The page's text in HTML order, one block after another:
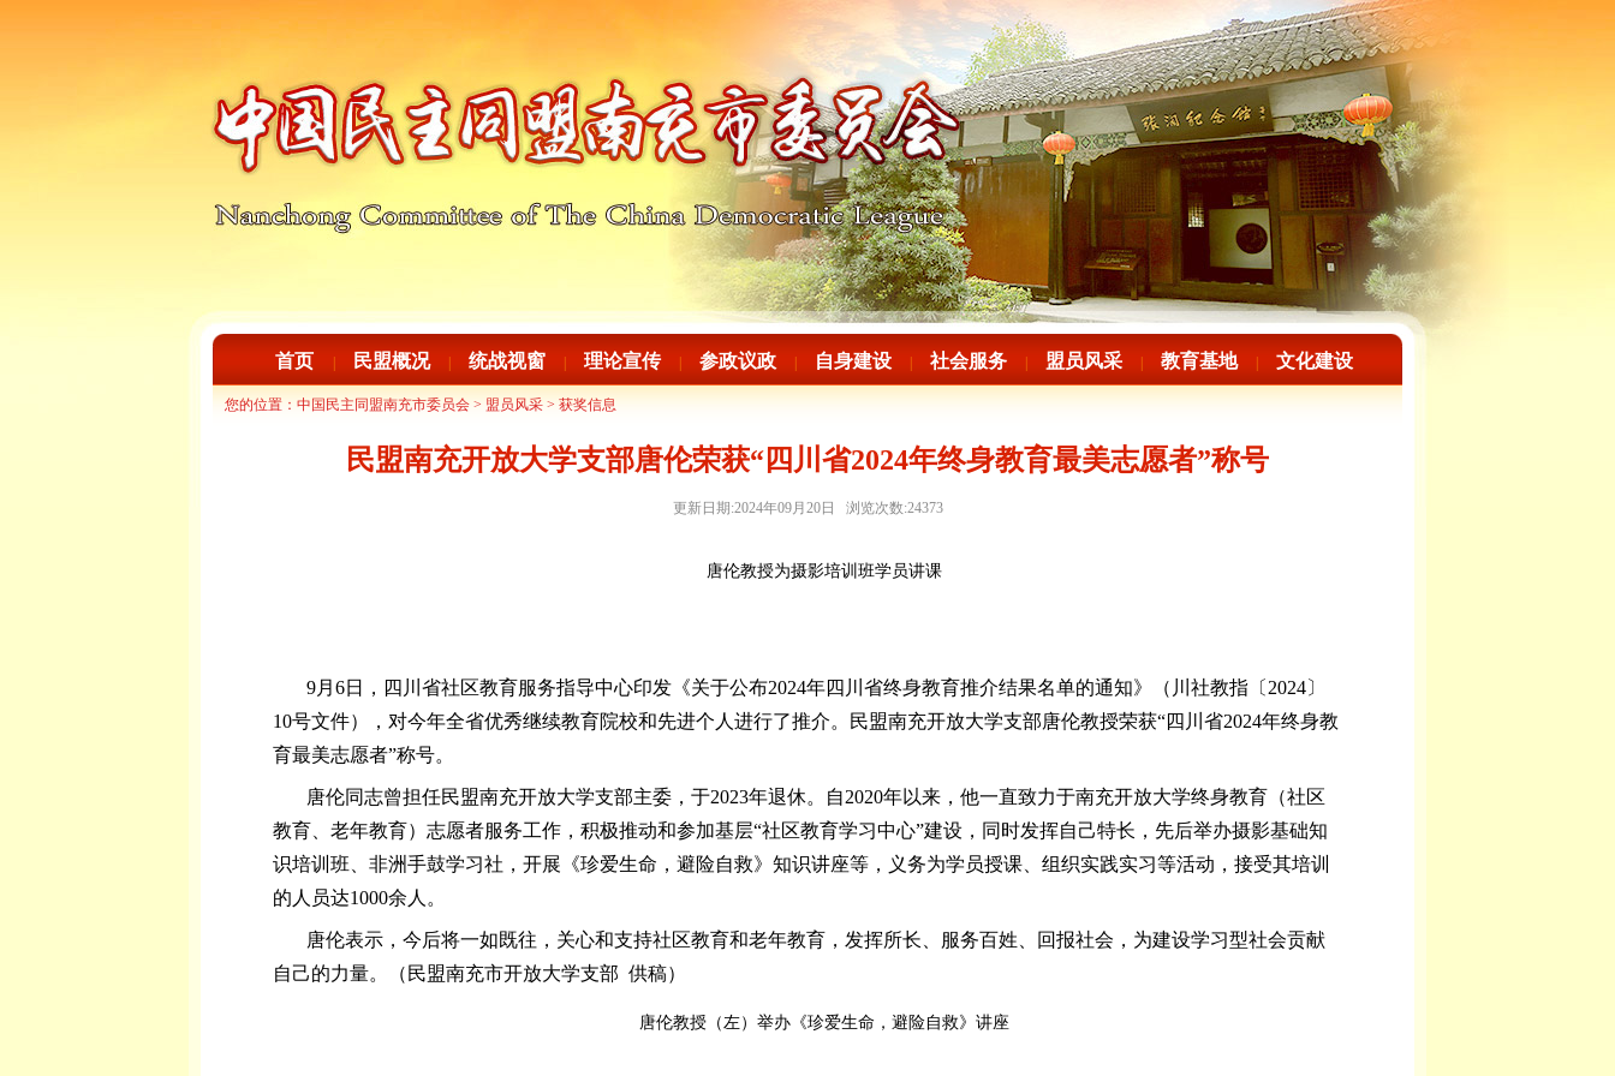
首页 民盟概况 统战视窗 理论宣传 参政议政 自身建设 社会服务 盟员风采 教育基地 文化建设
您的位置： 中国民主同盟南充市委员会 > 盟员风采 > 获奖信息
民盟南充开放大学支部唐伦荣获“四川省2024年终身教育最美志愿者”称号
更新日期:2024年09月20日 浏览次数:24373
唐伦教授为摄影培训班学员讲课
9月6日，四川省社区教育服务指导中心印发《关于公布2024年四川省终身教育推介结果名单的通知》（川社教指〔2024〕
10号文件），对今年全省优秀继续教育院校和先进个人进行了推介。民盟南充开放大学支部唐伦教授荣获“四川省2024年终身教
育最美志愿者”称号。
唐伦同志曾担任民盟南充开放大学支部主委，于2023年退休。自2020年以来，他一直致力于南充开放大学终身教育（社区
教育、老年教育）志愿者服务工作，积极推动和参加基层“社区教育学习中心”建设，同时发挥自己特长，先后举办摄影基础知
识培训班、非洲手鼓学习社，开展《珍爱生命，避险自救》知识讲座等，义务为学员授课、组织实践实习等活动，接受其培训
的人员达1000余人。
唐伦表示，今后将一如既往，关心和支持社区教育和老年教育，发挥所长、服务百姓、回报社会，为建设学习型社会贡献
自己的力量。（民盟南充市开放大学支部 供稿）
唐伦教授（左）举办《珍爱生命，避险自救》讲座